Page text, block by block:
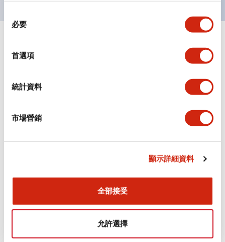
必要
首選項
統計資料
市場營銷
顯示詳細資料
全部接受
允許選擇
顯示全部+
環境規範
安裝和安裝規範
文件和檔案